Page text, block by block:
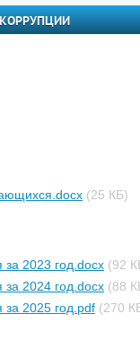
(25 КБ)
за 2023 год.docx (92
за 2024 год.docx (88
за 2025 год.pdf (270